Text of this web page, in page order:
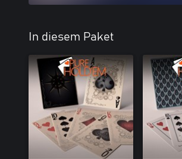
In diesem Paket